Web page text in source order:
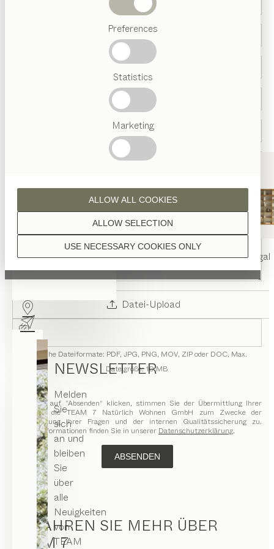
Preferences
Statistics
Marketing
USE NECESSARY COOKIES ONLY
ALLOW SELECTION
ALLOW ALL COOKIES
Österreichisches
Handwerk
nyaTisch nyaStuhl filignoRegal
NEWSLETTER
Melden
Sie
sich
an und
bleiben
Sie
über
alle
Neuigkeiten
von
TEAM
Datei-Upload
Mögliche Dateiformate: PDF, JPG, PNG, MOV, ZIP oder DOC, Max.
Dateigröße: 10 MB
Indem Sie auf "Absenden" klicken, stimmen Sie der Übermittlung Ihrer
Daten an die TEAM 7 Natürlich Wohnen GmbH zum Zwecke der
Beantwortung Ihrer Fragen und der internen Qualitätssicherung zu.
Weitere Informationen finden Sie in unserer Datenschutzerklärung.
ABSENDEN
ERFAHREN SIE MEHR ÜBER
TEAM 7